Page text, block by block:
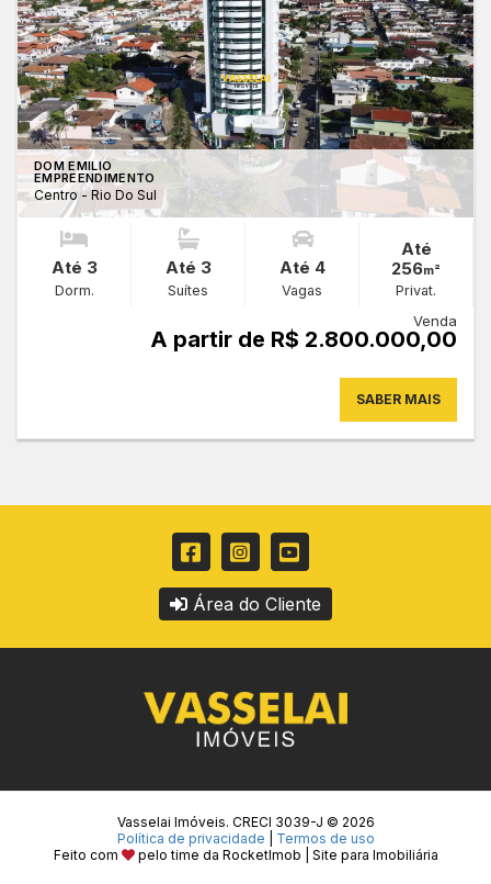
DOM EMILIO
EMPREENDIMENTO
Centro - Rio Do Sul
Até 3
Dorm.
Até 3
Suítes
Até 4
Vagas
Até
256m²
Privat.
Venda
A partir de R$ 2.800.000,00
SABER MAIS
Área do Cliente
Vasselai Imóveis. CRECI 3039-J © 2026
Política de privacidade
Termos de uso
Feito com
pelo time da RocketImob | Site para Imobiliária